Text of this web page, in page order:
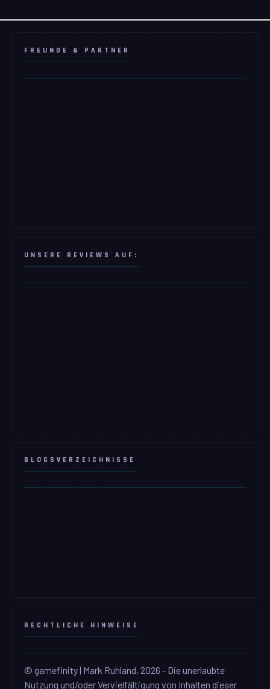
FREUNDE & PARTNER
UNSERE REVIEWS AUF:
BLOGSVERZEICHNISSE
RECHTLICHE HINWEISE
© gamefinity | Mark Ruhland, 2026 - Die unerlaubte
Nutzung und/oder Vervielfältigung von Inhalten dieser